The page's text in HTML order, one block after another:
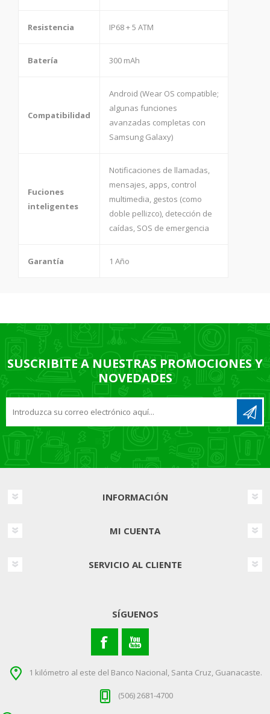
Resistencia IP68 + 5 ATM
Batería 300 mAh
Compatibilidad
Android (Wear OS compatible;
algunas funciones
avanzadas completas con
Samsung Galaxy)
Fuciones
inteligentes
Notificaciones de llamadas,
mensajes, apps, control
multimedia, gestos (como
doble pellizco), detección de
caídas, SOS de emergencia
Garantía 1 Año
SUSCRIBITE A NUESTRAS PROMOCIONES Y
NOVEDADES
INFORMACIÓN
MI CUENTA
SERVICIO AL CLIENTE
SÍGUENOS
1 kilómetro al este del Banco Nacional, Santa Cruz, Guanacaste.
(506) 2681-4700